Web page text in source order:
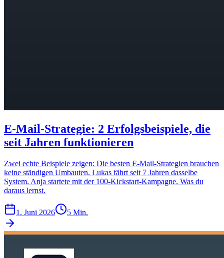
E-Mail-Strategie: 2 Erfolgsbeispiele, die
seit Jahren funktionieren
Zwei echte Beispiele zeigen: Die besten E-Mail-Strategien brauchen
keine ständigen Umbauten. Lukas fährt seit 7 Jahren dasselbe
System. Anja startete mit der 100-Kickstart-Kampagne. Was du
daraus lernst.
1. Juni 2026 5 Min.